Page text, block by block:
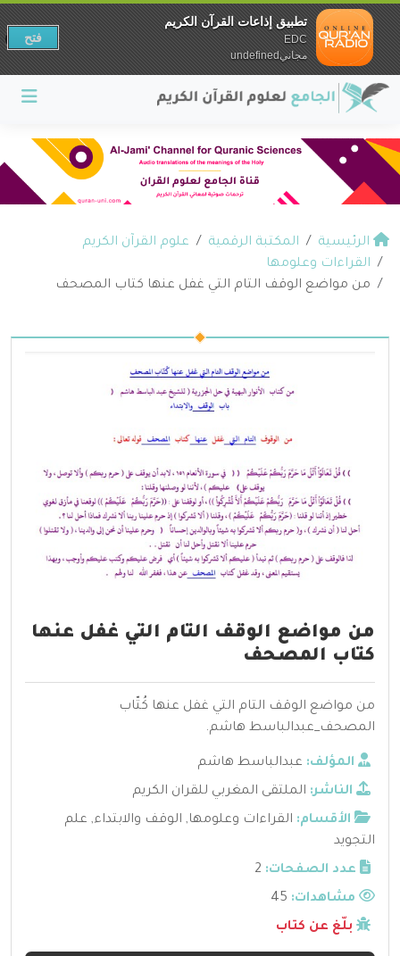
الرئيسية المكتبة الرقمية
علوم القرآن الكريم
القراءات وعلومها
من مواضع الوقف التام التي غفل عنها كتاب المصحف
من مواضع الوقف التام التي غفل عنها
كتاب المصحف
من مواضع الوقف التام التي غفل عنها كُتّاب
المصحف_عبدالباسط هاشم.
المؤلف: عبدالباسط هاشم
الناشر: الملتقى المغربي للقران الكريم
الأقسام: القراءات وعلومها, الوقف والابتداء, علم
التجويد
عدد الصفحات: 2
مشاهدات:
بلّغ عن كتاب
تطبيق إذاعات القرآن الكريم
EDC
مجانيundefined
فتح